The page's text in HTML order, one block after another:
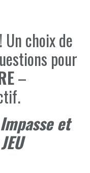
Un choix de
pour
–
Impasse et